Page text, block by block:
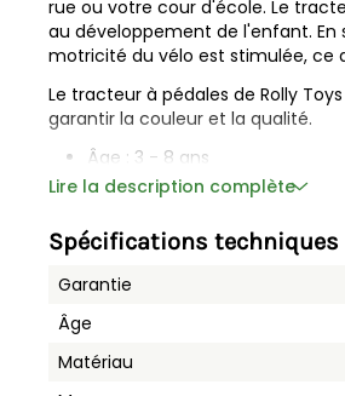
rue ou votre cour d'école. Le
au développement de l'enfant. En
motricité du vélo est stimulée, ce
Le tracteur à pédales de Rolly
garantir la couleur et la qualité.
Âge : 3 - 8 ans
Chargeur rollyTrac inclus
Chargeur frontal facile à retirer
Siège réglable
Arceau de sécurité
Tension de la chaîne réglable
Transmission par chaîne
Rayon de braquage optimisé
Lire la description complète
Spécifications techniques
Garantie
Âge
Matériau